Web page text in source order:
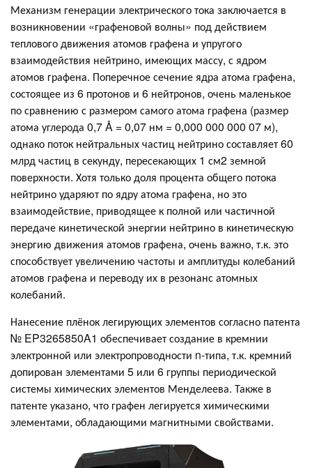
Механизм генерации электрического тока заключается в
возникновении «графеновой волны» под действием
теплового движения атомов графена и упругого
взаимодействия нейтрино, имеющих массу, с ядром
атомов графена. Поперечное сечение ядра атома графена,
состоящее из 6 протонов и 6 нейтронов, очень маленькое
по сравнению с размером самого атома графена (размер
атома углерода 0,7 Å = 0,07 нм = 0,000 000 000 07 м),
однако поток нейтральных частиц нейтрино составляет 60
млрд частиц в секунду, пересекающих 1 см2 земной
поверхности. Хотя только доля процента общего потока
нейтрино ударяют по ядру атома графена, но это
взаимодействие, приводящее к полной или частичной
передаче кинетической энергии нейтрино в кинетическую
энергию движения атомов графена, очень важно, т.к. это
способствует увеличению частоты и амплитуды колебаний
атомов графена и переводу их в резонанс атомных
колебаний.
Нанесение плёнок легирующих элементов согласно патента
№ EP3265850A1 обеспечивает создание в кремнии
электронной или электропроводности n-типа, т.к. кремний
допирован элементами 5 или 6 группы периодической
системы химических элементов Менделеева. Также в
патенте указано, что графен легируется химическими
элементами, обладающими магнитными свойствами.